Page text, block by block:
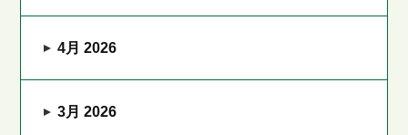
4月 2026
3月 2026